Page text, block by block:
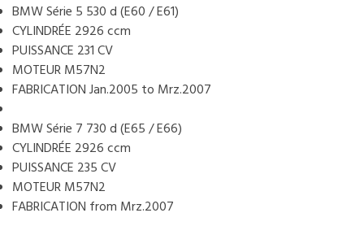
BMW Série 5 530 d (E60 / E61)
CYLINDRÉE 2926 ccm
PUISSANCE 231 CV
MOTEUR M57N2
FABRICATION Jan.2005 to Mrz.2007
BMW Série 7 730 d (E65 / E66)
CYLINDRÉE 2926 ccm
PUISSANCE 235 CV
MOTEUR M57N2
FABRICATION from Mrz.2007